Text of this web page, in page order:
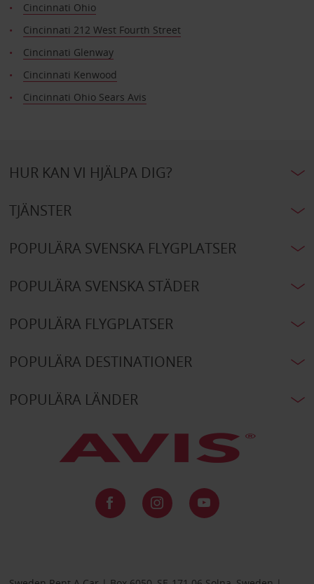
Cincinnati Ohio
Cincinnati 212 West Fourth Street
Cincinnati Glenway
Cincinnati Kenwood
Cincinnati Ohio Sears Avis
HUR KAN VI HJÄLPA DIG?
TJÄNSTER
POPULÄRA SVENSKA FLYGPLATSER
POPULÄRA SVENSKA STÄDER
POPULÄRA FLYGPLATSER
POPULÄRA DESTINATIONER
POPULÄRA LÄNDER